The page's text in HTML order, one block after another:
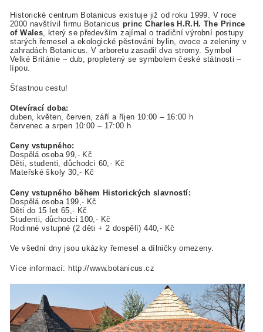
Historické centrum Botanicus existuje již od roku 1999. V roce
2000 navštívil firmu Botanicus princ Charles H.R.H. The Prince
of Wales , který se především zajímal o tradiční výrobní postupy
starých řemesel a ekologické pěstování bylin, ovoce a zeleniny v
zahradách Botanicus. V arboretu zasadil dva stromy. Symbol
Velké Británie – dub, propletený se symbolem české státnosti –
lípou.
Šťastnou cestu!
Otevírací doba:
duben, květen, červen, září a říjen 10:00 – 16:00 h
červenec a srpen 10:00 – 17:00 h
Ceny vstupného:
Dospělá osoba 99,- Kč
Děti, studenti, důchodci 60,- Kč
Mateřské školy 30,- Kč
Ceny vstupného během Historických slavností:
Dospělá osoba 199,- Kč
Děti do 15 let 65,- Kč
Studenti, důchodci 100,- Kč
Rodinné vstupné (2 děti + 2 dospělí) 440,- Kč
Ve všední dny jsou ukázky řemesel a dílničky omezeny.
Více informací: http://www.botanicus.cz